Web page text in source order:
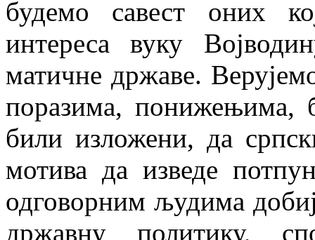
будемо савест оних
интереса вуку
матичне државе.
поразима, понижењима,
били изложени, да
мотива да изведе
одговорним људима
државну политику,